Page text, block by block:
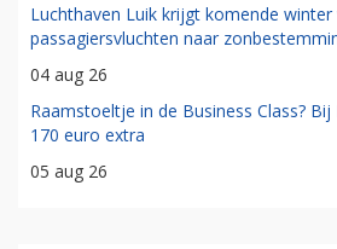
Luchthaven Luik krijgt komende winter
passagiersvluchten naar
04 aug 26
Raamstoeltje in de Business Class?
170 euro extra
05 aug 26